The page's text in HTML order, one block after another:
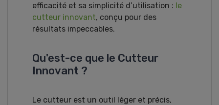
efficacité et sa simplicité d’utilisation : le
cutteur innovant, conçu pour des
résultats impeccables.
Qu'est-ce que le Cutteur
Innovant ?
Le cutteur est un outil léger et précis,